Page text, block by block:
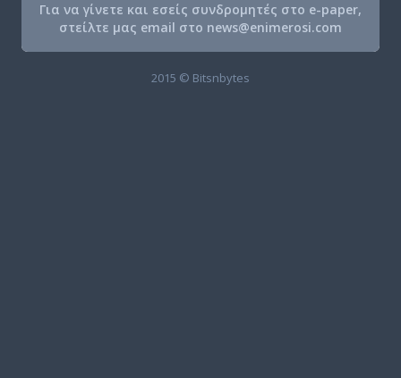
Για να γίνετε και εσείς συνδρομητές στο e-paper,
στείλτε μας email στο news@enimerosi.com
2015 © Bitsnbytes